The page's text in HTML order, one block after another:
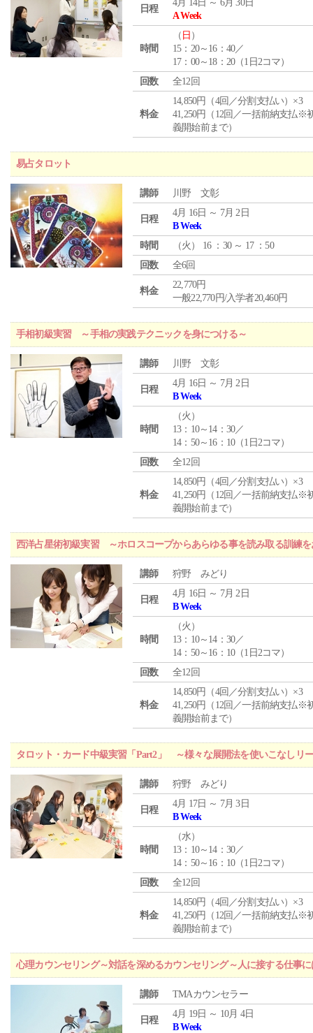
日程
4月 14日 ～ 6月 30日
A Week
時間
（ 日 ）
15：20～16：40／
17：00～18：20（1日2コマ）
回数
全12回
料金
14,850円（4回／分割支払い）×3
41,250円（12回／一括前納支払※
義開始前まで）
易占タロット
講師 川野 文彰
日程
4月 16日 ～ 7月 2日
B Week
時間
（火 ） 16 ：30 ～ 17 ：50
回数
全6回
料金
22,770円
一般22,770円/入学者20,460円
手相初級実習 ～手相の実践テクニックを身につける～
講師 川野 文彰
日程
4月 16日 ～ 7月 2日
B Week
時間
（火 ）
13：10～14：30／
14：50～16：10（1日2コマ）
回数
全12回
料金
14,850円（4回／分割支払い）×3
41,250円（12回／一括前納支払※
義開始前まで）
西洋占星術初級実習 ～ホロスコープからあらゆる事を読み取る訓練を
講師 狩野 みどり
日程
4月 16日 ～ 7月 2日
B Week
時間
（火 ）
13：10～14：30／
14：50～16：10（1日2コマ）
回数
全12回
料金
14,850円（4回／分割支払い）×3
41,250円（12回／一括前納支払※
義開始前まで）
タロット・カード中級実習「Part2」 ～様々な展開法を使いこなしリ
講師 狩野 みどり
日程
4月 17日 ～ 7月 3日
B Week
時間
（水）
13：10～14：30／
14：50～16：10（1日2コマ）
回数
全12回
料金
14,850円（4回／分割支払い）×3
41,250円（12回／一括前納支払※
義開始前まで）
心理カウンセリング～対話を深めるカウンセリング～人に接する仕事
講師 TMAカウンセラー
日程
4月 19日 ～ 10月 4日
B Week